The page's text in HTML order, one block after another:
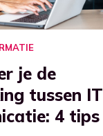
je de
tussen IT
4 tips